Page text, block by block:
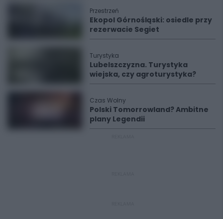
Przestrzeń
Ekopol Górnośląski: osiedle przy
rezerwacie Segiet
Turystyka
Lubelszczyzna. Turystyka
wiejska, czy agroturystyka?
Czas Wolny
Polski Tomorrowland? Ambitne
plany Legendii